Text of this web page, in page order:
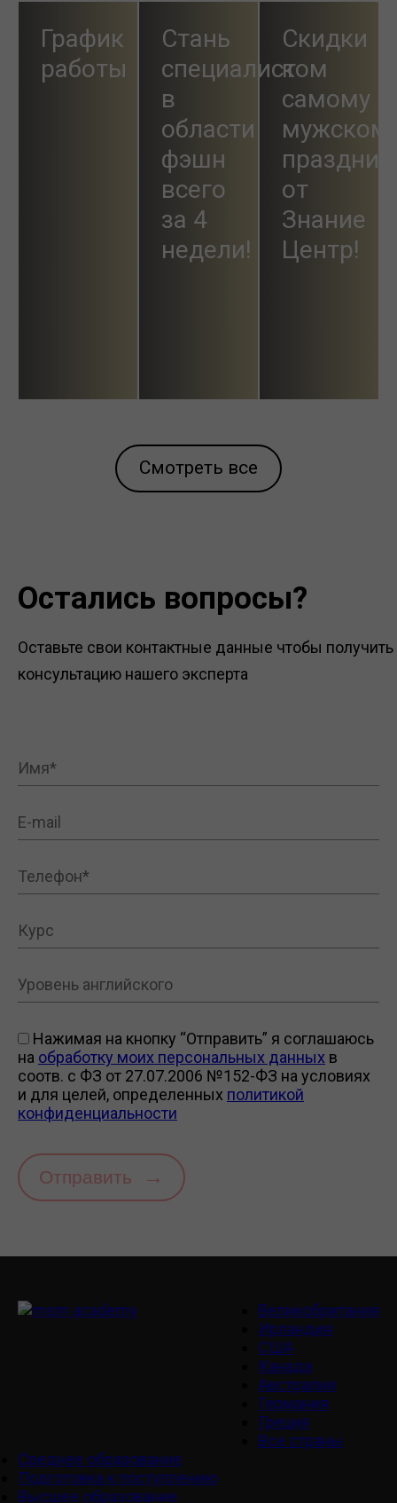
График
работы
Стань
специалистом
в
области
фэшн
всего
за 4
недели!
Скидки
к
самому
от
Знание
Центр!
Смотреть все
Остались вопросы?
Оставьте свои контактные данные чтобы
консультацию нашего эксперта
Нажимая на кнопку “Отправить” я соглашаюсь
на обработку моих персональных данных в
соотв. с ФЗ от 27.07.2006 №152-ФЗ на условиях
и для целей, определенных политикой
конфиденциальности
Отправить →
Великобритания
Ирландия
США
Канада
Австралия
Германия
Греция
Все страны
Среднее образование
Подготовка к поступлению
Высшее образование